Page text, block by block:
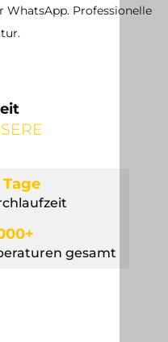
WhatsApp. Professionelle
Tage
gesamt